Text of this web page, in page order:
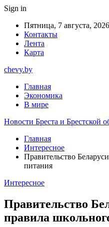
Sign in
Пятница, 7 августа, 2026
Контакты
Лента
Карта
chevy.by
Главная
Экономика
В мире
Новости Бреста и Брестской
Главная
Интересное
Правительство
питания
Интересное
Правительство
правила